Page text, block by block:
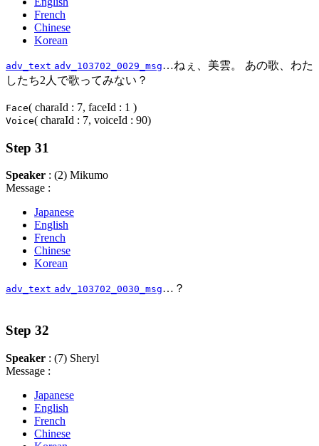
French
Chinese
Korean
adv_text adv_103702_0029_msg…ねぇ、美雲。 あの歌、わた
したち2人で歌ってみない？
Face( charaId : 7, faceId : 1 )
Voice( charaId : 7, voiceId : 90)
Step 31
Speaker : (2) Mikumo
Message :
Japanese
English
French
Chinese
Korean
adv_text adv_103702_0030_msg…？
Step 32
Speaker : (7) Sheryl
Message :
Japanese
English
French
Chinese